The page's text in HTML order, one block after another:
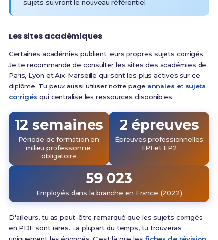
sujets suivront le nouveau référentiel.
Les sites académiques
Certaines académies publient leurs propres sujets corrigés.
Je te recommande de consulter les sites des académies de
Paris, Lyon et Aix-Marseille qui sont les plus actives sur ce
diplôme. Tu peux aussi utiliser notre page annales et sujets
corrigés qui centralise les ressources disponibles.
12 semaines
Période de formation en
milieu professionnel
obligatoire
2 épreuves
Épreuves professionnelles
EP1 et EP2
59 023
Employés dans la branche en France (2022)
D'ailleurs, tu as peut-être remarqué que les sujets corrigés
en PDF sont rares. La plupart du temps, tu trouveras